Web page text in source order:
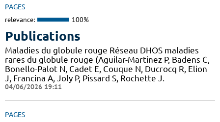
PAGES
relevance: 100%
Publications
Maladies du globule rouge Réseau DHOS maladies
rares du globule rouge (Aguilar-Martinez P, Badens C,
Bonello-Palot N, Cadet E, Couque N, Ducrocq R, Elion
J, Francina A, Joly P, Pissard S, Rochette J.
04/06/2026 19:11
PAGES